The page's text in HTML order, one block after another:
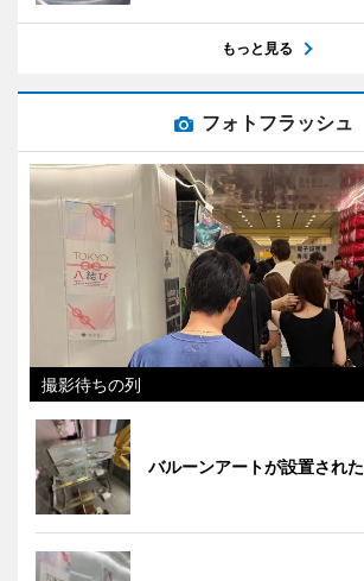
もっと見る
フォトフラッシュ
撮影待ちの列
バルーンアートが設置された